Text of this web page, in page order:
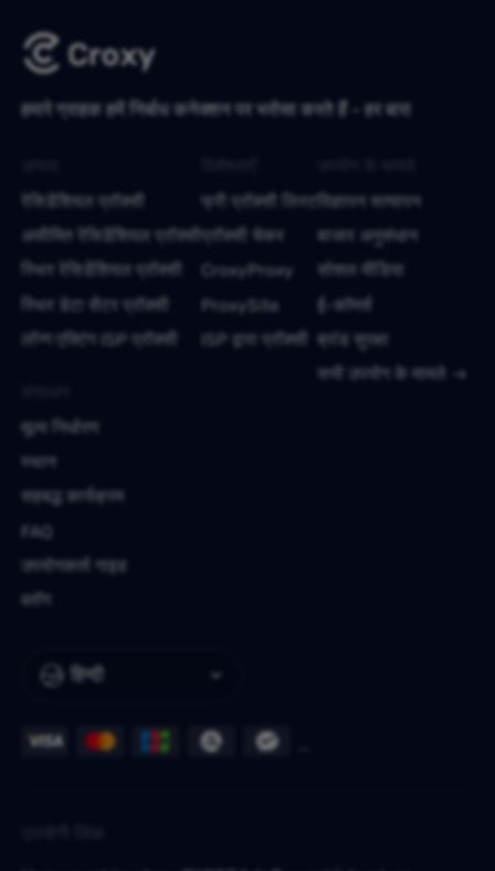
हमारे ग्राहक हमें निर्बाध कनेक्शन पर भरोसा करते हैं - हर बार!
हिन्दी
रेसिडेंशियल प्रॉक्सी
असीमित रेसिडेंशियल प्रॉक्सी
स्थिर रेसिडेंशियल प्रॉक्सी
स्थिर डेटा सेंटर प्रॉक्सी
लॉन्ग एक्टिंग ISP प्रॉक्सी
फ्री प्रॉक्सी लिस्ट
प्रॉक्सी चेकर
CroxyProxy
ProxySite
ISP द्वारा प्रॉक्सी
विज्ञापन सत्यापन
बाजार अनुसंधान
सोशल मीडिया
ई-कॉमर्स
ब्रांड सुरक्षा
सभी उपयोग के मामले
मूल्य निर्धारण
स्थान
सहबद्ध कार्यक्रम
FAQ
उपयोगकर्ता गाइड
ब्लॉग